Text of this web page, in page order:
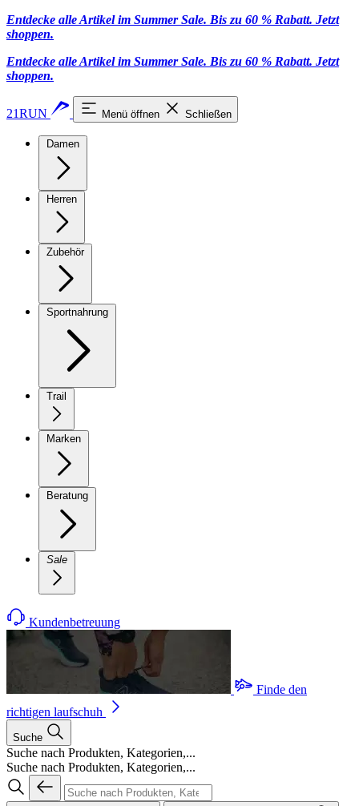
Entdecke alle Artikel im Summer Sale. Bis zu 60 % Rabatt. Jetzt
shoppen.
Entdecke alle Artikel im Summer Sale. Bis zu 60 % Rabatt. Jetzt
shoppen.
21RUN Menü öffnen Schließen
Damen
Herren
Zubehör
Sportnahrung
Trail
Marken
Beratung
Sale
Kundenbetreuung
Finde den
richtigen laufschuh
Suche
Suche nach Produkten, Kategorien,...
Suche nach Produkten, Kategorien,...